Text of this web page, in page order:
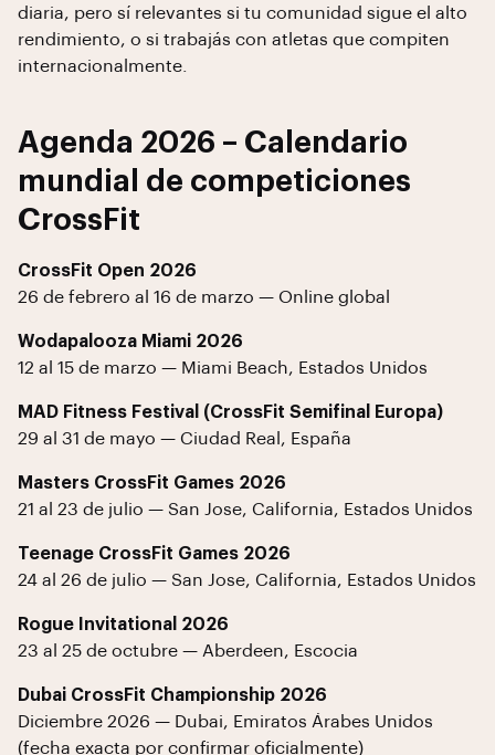
diaria, pero sí relevantes si tu comunidad sigue el alto
rendimiento, o si trabajás con atletas que compiten
internacionalmente.
Agenda 2026 – Calendario
mundial de competiciones
CrossFit
CrossFit Open 2026
26 de febrero al 16 de marzo — Online global
Wodapalooza Miami 2026
12 al 15 de marzo — Miami Beach, Estados Unidos
MAD Fitness Festival (CrossFit Semifinal Europa)
29 al 31 de mayo — Ciudad Real, España
Masters CrossFit Games 2026
21 al 23 de julio — San Jose, California, Estados Unidos
Teenage CrossFit Games 2026
24 al 26 de julio — San Jose, California, Estados Unidos
Rogue Invitational 2026
23 al 25 de octubre — Aberdeen, Escocia
Dubai CrossFit Championship 2026
Diciembre 2026 — Dubai, Emiratos Árabes Unidos
(fecha exacta por confirmar oficialmente)